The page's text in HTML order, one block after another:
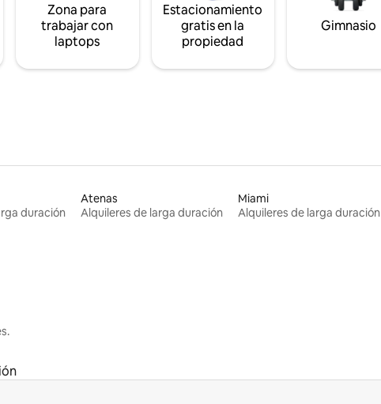
Zona para
trabajar con
laptops
Estacionamiento
gratis en la
propiedad
Gimnasio
duración
Atenas
Alquileres de larga duración
Miami
Alquileres de larga duración